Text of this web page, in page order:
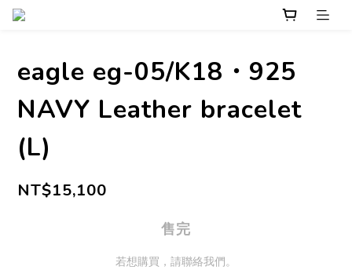
eagle eg-05/K18・925
NAVY Leather bracelet
(L)
NT$15,100
售完
若想購買，請聯絡我們。